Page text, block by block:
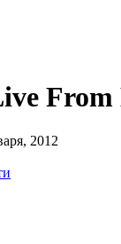
From
2012